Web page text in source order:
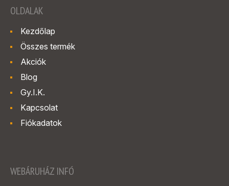
OLDALAK
Kezdőlap
Összes termék
Akciók
Blog
Gy.I.K.
Kapcsolat
Fiókadatok
WEBÁRUHÁZ INFÓ